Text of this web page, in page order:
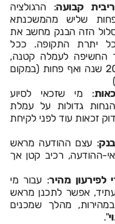
קבועה: הרגולציה
שליש מהמשכנתא
הזה הבנק מחשב את
יתרת התקופה. ככל
החשיפה לעמלה קטנה,
ולכן עדיף לעיתים 20 שנה ואף פחות (במקום
: מי שזכאי לסיוע
גדולות על עמלת
זכאות עוד לפני לקיחת
: עצם ההודעה מראש
ההודעה, רכיב קטן אך
לפירעון מהיר: עבור מי
אפשר לתכנן מראש
מהלך שמכנים
".